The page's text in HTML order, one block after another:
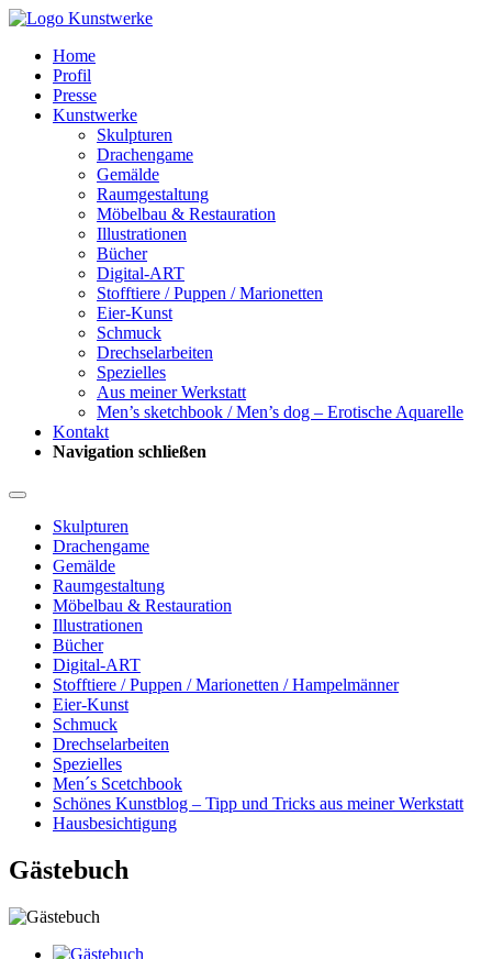
Home
Profil
Presse
Kunstwerke
Skulpturen
Drachengame
Gemälde
Raumgestaltung
Möbelbau & Restauration
Illustrationen
Bücher
Digital-ART
Stofftiere / Puppen / Marionetten
Eier-Kunst
Schmuck
Drechselarbeiten
Spezielles
Aus meiner Werkstatt
Men’s sketchbook / Men’s dog – Erotische Aquarelle
Kontakt
Navigation schließen
Skulpturen
Drachengame
Gemälde
Raumgestaltung
Möbelbau & Restauration
Illustrationen
Bücher
Digital-ART
Stofftiere / Puppen / Marionetten / Hampelmänner
Eier-Kunst
Schmuck
Drechselarbeiten
Spezielles
Men´s Scetchbook
Schönes Kunstblog – Tipp und Tricks aus meiner Werkstatt
Hausbesichtigung
Gästebuch